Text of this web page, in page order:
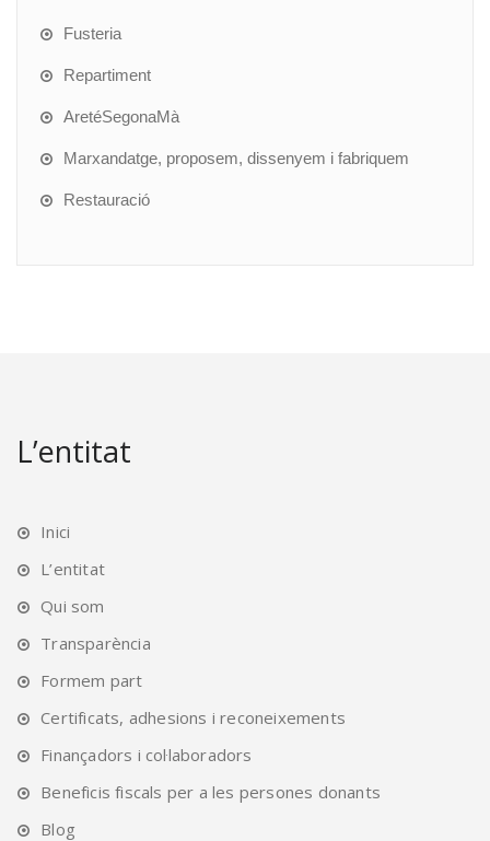
Fusteria
Repartiment
AretéSegonaMà
Marxandatge, proposem, dissenyem i fabriquem
Restauració
L’entitat
Inici
L’entitat
Qui som
Transparència
Formem part
Certificats, adhesions i reconeixements
Finançadors i col·laboradors
Beneficis fiscals per a les persones donants
Blog